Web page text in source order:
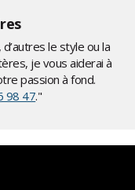
le style ou la
je vous aiderai à
passion à fond.
98 47."